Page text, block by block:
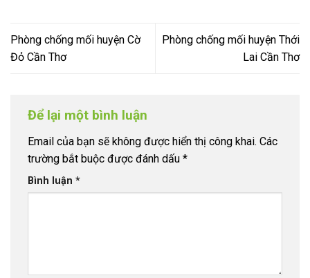
Phòng chống mối huyện Cờ
Đỏ Cần Thơ
Phòng chống mối huyện Thới
Lai Cần Thơ
Để lại một bình luận
Email của bạn sẽ không được hiển thị công khai. Các
trường bắt buộc được đánh dấu *
Bình luận *